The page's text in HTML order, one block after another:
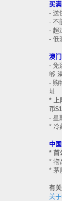
买
- 送
- 不
- 超
- 低
澳
- 免
够
- 购
址
* 上
币
- 星
* 冷
中
* 首
* 物
* 茅
有
关